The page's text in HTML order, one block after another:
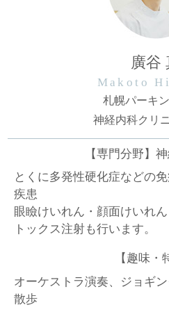
廣谷
Makoto
札幌パーキ
神経内科クリ
【専門分野】
とくに多発性硬化症などの
疾患
眼瞼けいれん・顔面けいれ
トックス注射も行います。
【趣味・
オーケストラ演奏、ジョギ
散歩